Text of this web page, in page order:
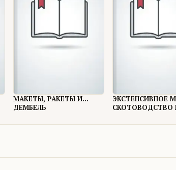
МАКЕТЫ, РАКЕТЫ И...
ДЕМБЕЛЬ
ЭКСТЕНСИВНОЕ
СКОТОВОДСТВО